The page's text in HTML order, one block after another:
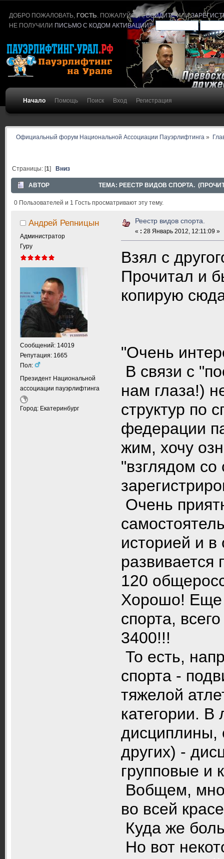
ДОБРО ПОЖАЛОВАТЬ,ГОСТЬ . ПОЖАЛУЙСТА,ВОЙДИТЕИЛИ
НЕ ПОЛУЧИЛИ ПИСЬМО С КОДОМ АКТИВАЦИИ?
Начало Помощь Поиск Вход Регистрация
Официальный форум Национальной Ассоциации Пауэрлифтинга »
Страницы: [1]Вниз
АВТОР ТЕМА: РЕЕСТР ВИДОВ СПОРТА.
0 Пользователей и 1 Гость просматривают эту тему.
Андрей Репницын
Администратор
Гуру
Сообщений: 14019
Репутация: 1665
Пол:
Президент Национальной
ассоциации пауэрлифтинга
Город: Екатеринбург
Реестр видов спорта.
« : 28 Январь 2012, 12:11:09 »
Взял с
Прочитал и
копирую
"Очень
В связи с
нам глаза!)
структур по
федерации
жим, хочу
"взглядом
Очень
историей и в
развивается
120
Хорошо! Еще
спорта,
3400!!!
То есть,
спорта -
тяжелой
категории. В
дисциплины,
других) -
групповые и
Вобщем,
во всей
Куда же
Но вот